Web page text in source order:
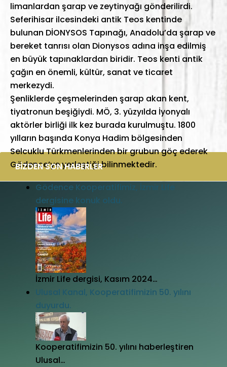
limanlardan şarap ve zeytinyağı gönderilirdi.
Seferihisar ilcesindeki antik Teos kentinde
bulunan DİONYSOS Tapınağı, Anadolu’da şarap ve
bereket tanrısı olan Dionysos adına inşa edilmiş
en büyük tapınaklardan biridir. Teos kenti antik
çağın en önemli, kültür, sanat ve ticaret
merkezydi.
Şenliklerde çeşmelerinden şarap akan kent,
tiyatronun beşiğiydi. MÖ, 3. yüzyılda İyonyalı
aktörler birliği ilk kez burada kurulmuştu. 1800
yılların başında Konya Hadim bölgesinden
Selcuklu Türkmenlerinden bir grubun göç ederek
Gödence’ye yerleştiği bilinmektedir.
BİZDEN SON HABERLER
Gödence Kooperatifimiz, İzmir Life
dergisine konuk oldu.
İzmir Life dergisi, Kasım 2024…
Ulusal Kanal, Kooperatifimizin 50. yılını
duyurdu.
Kooperatifimizin 50. yılını haberleştiren
Ulusal…